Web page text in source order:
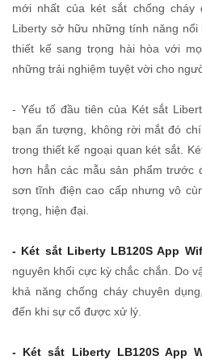
mới nhất của két sắt chống
Liberty sở hữu những tính năng nổi
thiết kế sang trọng hài hòa với
những trải nghiệm tuyệt vời cho
- Yếu tố đầu tiên của Két sắt
bạn ấn tượng, không rời mắt đó
trong thiết kế ngoại quan két sắt.
hơn hẳn các mẫu sản phẩm trước
sơn tĩnh điện cao cấp nhưng vô
trọng, hiện đại.
- Két sắt Liberty LB120S App
nguyên khối cực kỳ chắc chắn. Do
khả năng chống cháy chuyên
đến khi sự cố được xử lý.
- Két sắt Liberty LB120S App